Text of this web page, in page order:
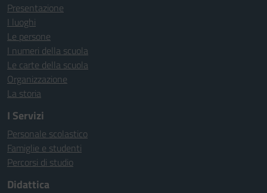
Presentazione
I luoghi
Le persone
I numeri della scuola
Le carte della scuola
Organizzazione
La storia
I Servizi
Personale scolastico
Famiglie e studenti
Percorsi di studio
Didattica